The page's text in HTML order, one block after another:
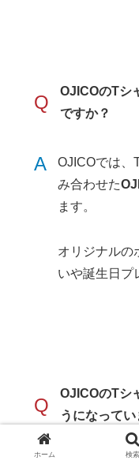
Q
OJICOのTシ
ですか？
A
OJICOでは、
み合わせた
ます。
オリジナルの
いや誕生日プ
Q
OJICOのTシ
うになってい
ホーム 検索